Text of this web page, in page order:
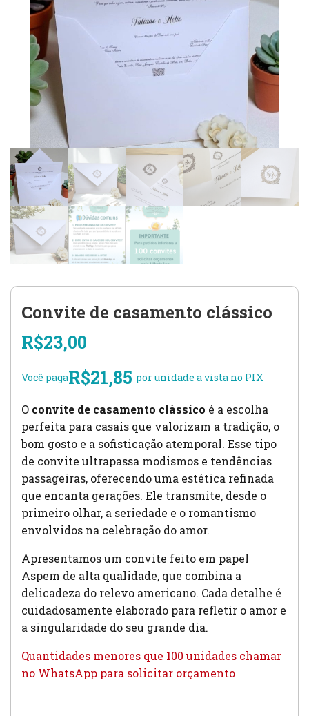
Convite de casamento clássico
R$23,00
Você pagaR$21,85 por unidade a vista no PIX
O convite de casamento clássico é a escolha
perfeita para casais que valorizam a tradição, o
bom gosto e a sofisticação atemporal. Esse tipo
de convite ultrapassa modismos e tendências
passageiras, oferecendo uma estética refinada
que encanta gerações. Ele transmite, desde o
primeiro olhar, a seriedade e o romantismo
envolvidos na celebração do amor.
Apresentamos um convite feito em papel
Aspem de alta qualidade, que combina a
delicadeza do relevo americano. Cada detalhe é
cuidadosamente elaborado para refletir o amor e
a singularidade do seu grande dia.
Quantidades menores que 100 unidades chamar
no WhatsApp para solicitar orçamento